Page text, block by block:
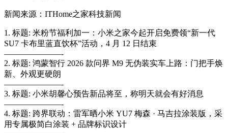
新闻来源：ITHome之家科技新闻
1. 标题: 米粉节福利加一：小米之家今起开启免费领“新一代
SU7 卡布里蓝直饮杯”活动，4 月 12 日结束
———————-
2. 标题: 鸿蒙智行 2026 款问界 M9 无伪装实车上路：门把手焕
新、外观更硬朗
———————-
3. 标题: 小米胡馨心预告新品将至，称明天就会有好消息
———————-
4. 标题: 跨界联动：雷军晒小米 YU7 梅森 · 马吉拉涂装版，采
用专属极简白涂装 + 品牌标识设计